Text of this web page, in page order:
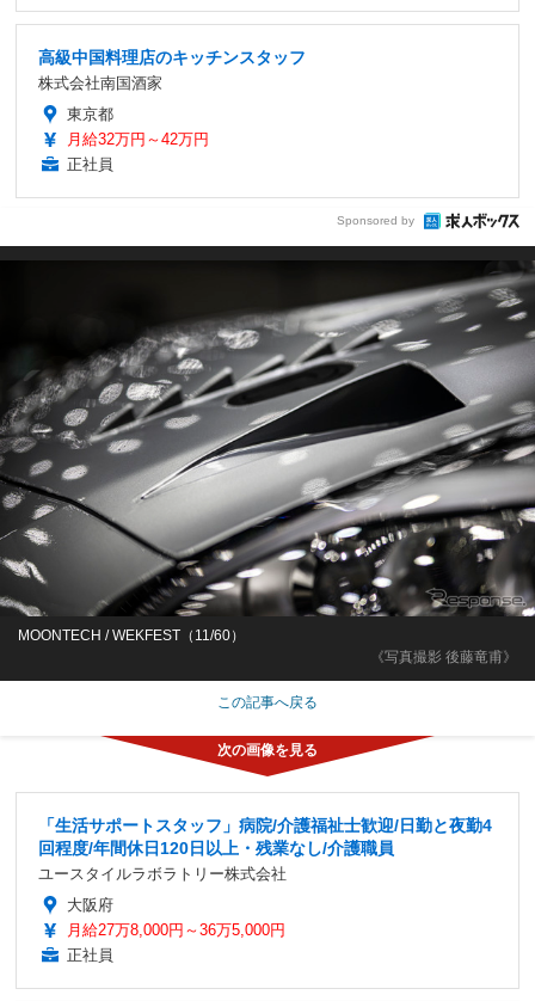
高級中国料理店のキッチンスタッフ
株式会社南国酒家
東京都
月給32万円～42万円
正社員
Sponsored by
《写真撮影 後藤竜甫》
MOONTECH / WEKFEST（11/60）
この記事へ戻る
「生活サポートスタッフ」病院/介護福祉士歓迎/日勤と夜勤4
回程度/年間休日120日以上・残業なし/介護職員
ユースタイルラボラトリー株式会社
大阪府
月給27万8,000円～36万5,000円
正社員